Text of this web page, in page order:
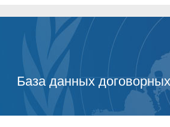
База данных